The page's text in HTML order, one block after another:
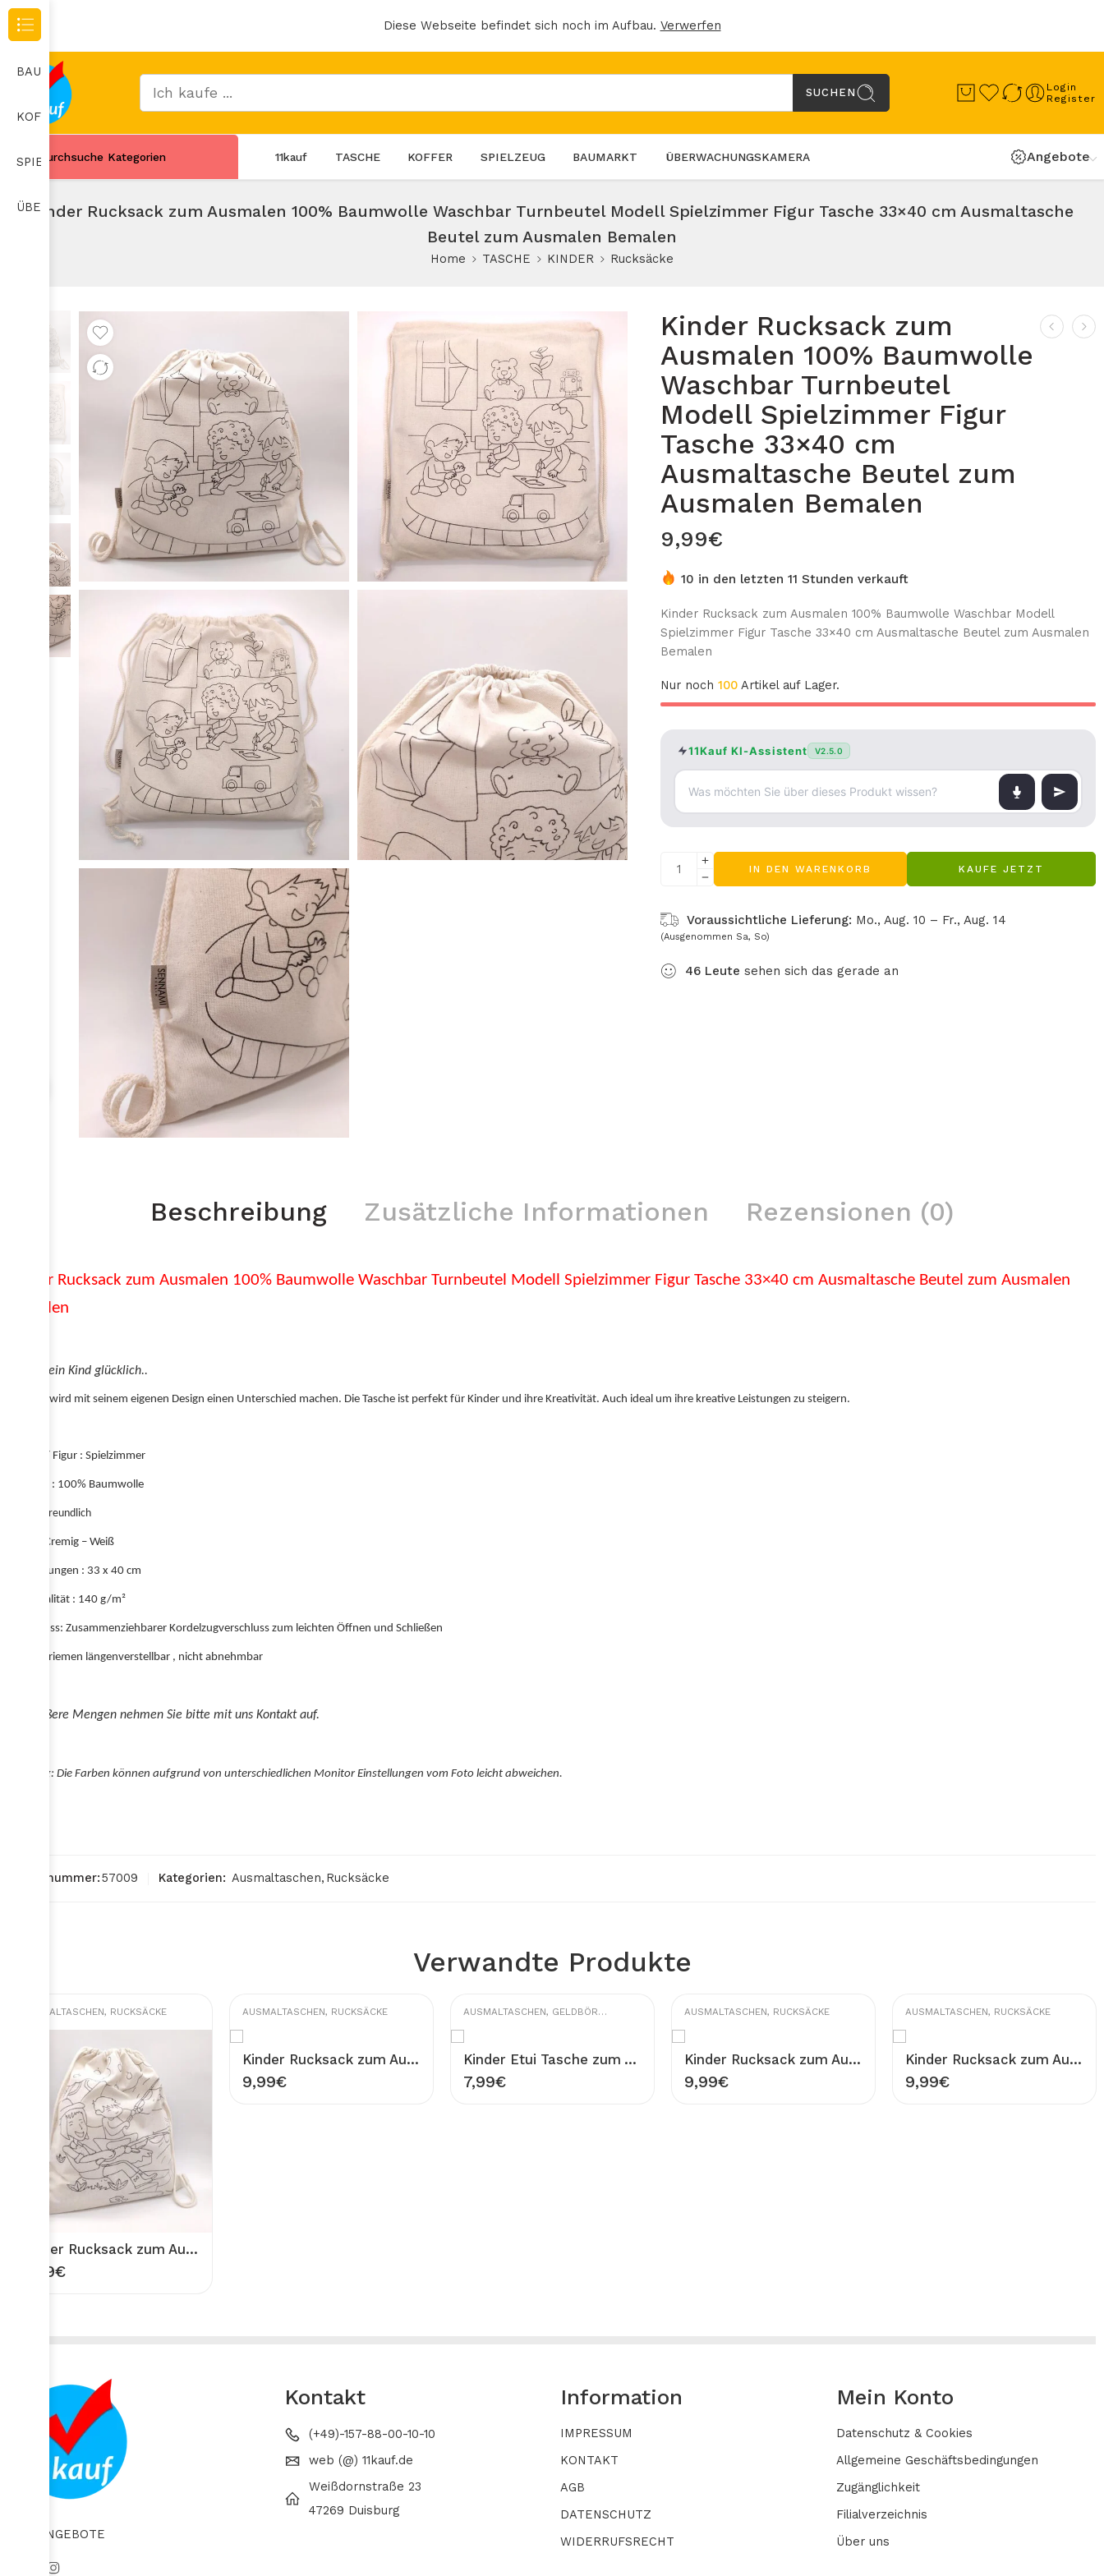
Diese Webseite befindet sich noch im Aufbau. Verwerfen
SUCHEN
Login
Register
Durchsuche Kategorien 11kauf TASCHE KOFFER SPIELZEUG BAUMARKT ÜBERWACHUNGSKAMERA Angebote
Kinder Rucksack zum Ausmalen 100% Baumwolle Waschbar Turnbeutel Modell Spielzimmer Figur Tasche 33×40 cm Ausmaltasche
Beutel zum Ausmalen Bemalen
Home TASCHE KINDER Rucksäcke
Kinder Rucksack zum
Ausmalen 100% Baumwolle
Waschbar Turnbeutel
Modell Spielzimmer Figur
Tasche 33×40 cm
Ausmaltasche Beutel zum
Ausmalen Bemalen
9,99€
10 in den letzten 11 Stunden verkauft
Kinder Rucksack zum Ausmalen 100% Baumwolle Waschbar Modell
Spielzimmer Figur Tasche 33×40 cm Ausmaltasche Beutel zum Ausmalen
Bemalen
Nur noch 100 Artikel auf Lager.
11Kauf KI-Assistent V2.5.0
IN DEN WARENKORB KAUFE JETZT
Voraussichtliche Lieferung: Mo., Aug. 10 – Fr., Aug. 14
(Ausgenommen Sa, So)
46 Leute sehen sich das gerade an
Beschreibung Zusätzliche Informationen Rezensionen (0)
Kinder Rucksack zum Ausmalen 100% Baumwolle Waschbar Turnbeutel Modell Spielzimmer Figur Tasche 33×40 cm Ausmaltasche Beutel zum Ausmalen
Bemalen
Mach dein Kind glücklich..
Ihr Kind wird mit seinem eigenen Design einen Unterschied machen. Die Tasche ist perfekt für Kinder und ihre Kreativität. Auch ideal um ihre kreative Leistungen zu steigern.
Modell / Figur : Spielzimmer
Material : 100% Baumwolle
Umweltfreundlich
Farbe : Cremig – Weiß
Abmessungen : 33 x 40 cm
Stoffqualität : 140 g/m²
Verschluss: Zusammenziehbarer Kordelzugverschluss zum leichten Öffnen und Schließen
Schulterriemen längenverstellbar , nicht abnehmbar
Für größere Mengen nehmen Sie bitte mit uns Kontakt auf.
Achtung: Die Farben können aufgrund von unterschiedlichen Monitor Einstellungen vom Foto leicht abweichen.
Artikelnummer:57009 Kategorien: Ausmaltaschen, Rucksäcke
Verwandte Produkte
AUSMALTASCHEN, RUCKSÄCKE
Kinder Rucksack zum Ausmalen 100% Baumwolle Waschbar Turnbeutel Modell Angeln Figur Tasche 33×40 cm Ausmaltasche Beutel zum Ausmalen Bemalen
9,99€
AUSMALTASCHEN, RUCKSÄCKE
Kinder Rucksack zum Ausmalen 100% Baumwolle Waschbar Turnbeutel Modell Dinosaurier Figur Tasche 33×40 cm Ausmaltasche Beutel zum Ausmalen Bemalen
9,99€
AUSMALTASCHEN, GELDBÖRSEN SCHULTASCHEN
Kinder Etui Tasche zum Ausmalen 100% Baumwolle Gabardine Waschbar Stifttasche Modell eleganter Vogel Figur 20×13 cm Ausmaltasche zum Bemalen
7,99€
AUSMALTASCHEN, RUCKSÄCKE
Kinder Rucksack zum Ausmalen 100% Baumwolle Waschbar Turnbeutel Modell Einhorn Figur Tasche 33×40 cm Ausmaltasche Beutel zum Ausmalen Bemalen
9,99€
AUSMALTASCHEN, RUCKSÄCKE
Kinder Rucksack zum Ausmalen 100% Baumwolle Waschbar Turnbeutel Modell eleganter Vogel Figur Tasche 33×40 cm Ausmaltasche Beutel zum Ausmalen Bemalen
9,99€
24/7 ANGEBOTE
Kontakt
(+49)-157-88-00-10-10
web (@) 11kauf.de
Weißdornstraße 23
47269 Duisburg
Information
IMPRESSUM
KONTAKT
AGB
DATENSCHUTZ
WIDERRUFSRECHT
Mein Konto
Datenschutz & Cookies
Allgemeine Geschäftsbedingungen
Zugänglichkeit
Filialverzeichnis
Über uns
BAUMARKT
KOFFER
SPIELZEUG
ÜBERWACHUNGSKAMERA